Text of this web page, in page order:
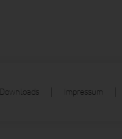
Downloads Impressum